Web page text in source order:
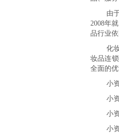
由
2008年
品行业
化
妆品连
全面的
小
小
小
小